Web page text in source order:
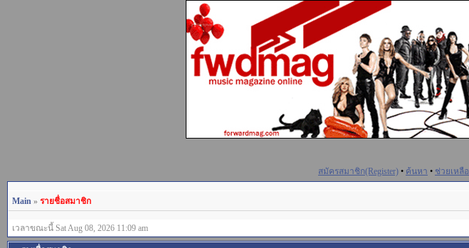
สมัครสมาชิก(Register) • ค้นหา • ช่วยเหลือ
Main » รายชื่อสมาชิก
เวลาขณะนี้ Sat Aug 08, 2026 11:09 am